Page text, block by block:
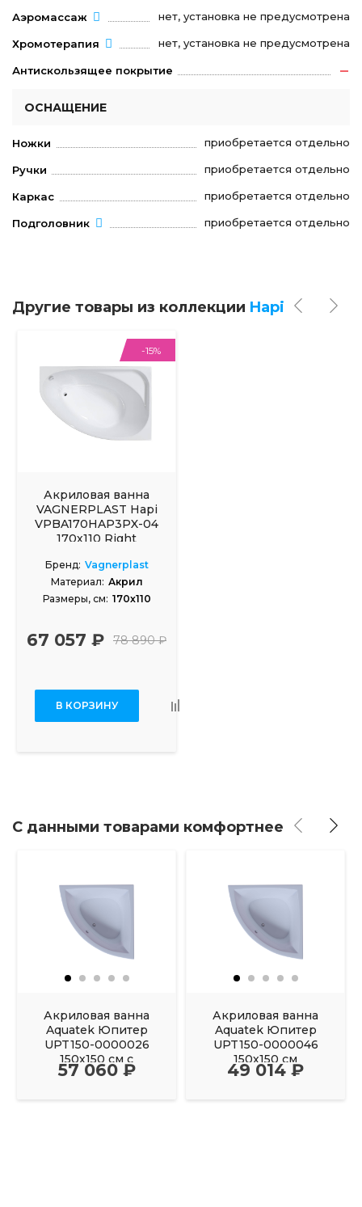
Аэромассаж нет, установка не предусмотрена
Хромотерапия нет, установка не предусмотрена
Антискользящее покрытие
ОСНАЩЕНИЕ
Ножки приобретается отдельно
Ручки приобретается отдельно
Каркас приобретается отдельно
Подголовник приобретается отдельно
Другие товары из коллекции Hapi
-15%
Акриловая ванна
VAGNERPLAST Hapi
VPBA170HAP3PX-04
170х110 Right
Бренд: Vagnerplast
Материал: Акрил
Размеры, см: 170x110
67 057 ₽ 78 890 ₽
В КОРЗИНУ
С данными товарами комфортнее
Акриловая ванна
Aquatek Юпитер
UPT150-0000026
150х150 см с
фронтальным
57 060 ₽
Акриловая ванна
Aquatek Юпитер
UPT150-0000046
150х150 см
49 014 ₽